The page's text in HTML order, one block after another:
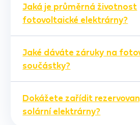
Jaká je průměrná životnost
fotovoltaické elektrárny?
Jaké dáváte záruky na
součástky?
Dokážete zařídit
solární elektrárny?